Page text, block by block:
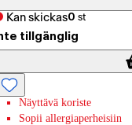
Kan skickas0 st
tillgänglig
Näyttävä koriste
Sopii allergiaperheisiin